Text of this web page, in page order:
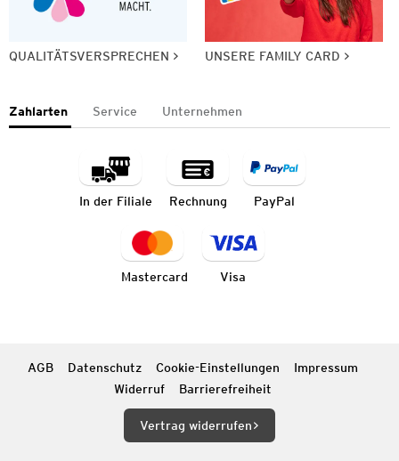
QUALITÄTSVERSPRECHEN UNSERE FAMILY CARD
Zahlarten Service Unternehmen
In der Filiale Rechnung PayPal
Mastercard Visa
AGB Datenschutz Cookie-Einstellungen
Impressum
Widerruf
Barrierefreiheit
Vertrag widerrufen